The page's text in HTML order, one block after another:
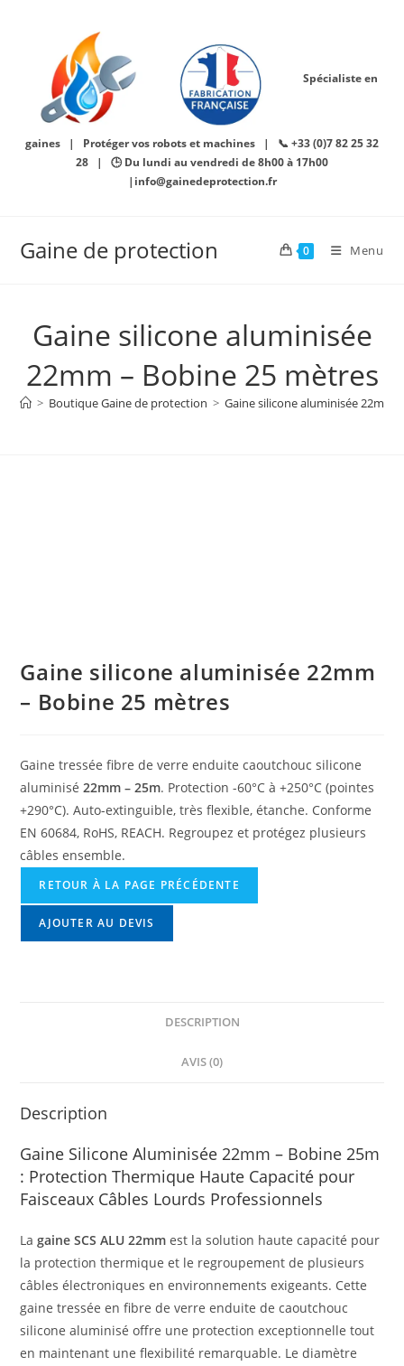
Spécialiste en
gaines | Protéger vos robots et machines | 📞 +33 (0)7 82 25 32
28 | 🕒 Du lundi au vendredi de 8h00 à 17h00
|info@gainedeprotection.fr
Gaine de protection 0 Menu
Gaine silicone aluminisée
22mm – Bobine 25 mètres
> Boutique Gaine de protection > Gaine silicone aluminisée 22mm
Gaine silicone aluminisée 22mm
– Bobine 25 mètres
Gaine tressée fibre de verre enduite caoutchouc silicone
aluminisé22mm – 25m. Protection -60°C à +250°C (pointes
+290°C). Auto-extinguible, très flexible, étanche. Conforme
EN 60684, RoHS, REACH. Regroupez et protégez plusieurs
câbles ensemble.
RETOUR À LA PAGE PRÉCÉDENTE
AJOUTER AU DEVIS
DESCRIPTION
AVIS (0)
Description
Gaine Silicone Aluminisée 22mm – Bobine 25m
: Protection Thermique Haute Capacité pour
Faisceaux Câbles Lourds Professionnels
Lagaine SCS ALU 22mm est la solution haute capacité pour
la protection thermique et le regroupement de plusieurs
câbles électroniques en environnements exigeants. Cette
gaine tressée en fibre de verre enduite de caoutchouc
silicone aluminisé offre une protection exceptionnelle tout
en maintenant une flexibilité remarquable. Le diamètre